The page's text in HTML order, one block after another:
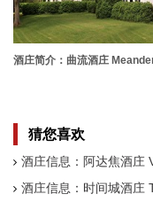
酒庄简介：曲流酒庄
猜您喜欢
酒庄信息：阿达焦酒庄
酒庄信息：时间城酒庄